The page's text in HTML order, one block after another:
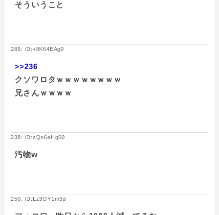
そういうこと
289: ID:+8K64EAg0
>>236
クソワロタｗｗｗｗｗｗｗｗ
兄さんｗｗｗｗ
238: ID:zQn6eHg50
汚物w
250: ID:Lz3OY1m3d